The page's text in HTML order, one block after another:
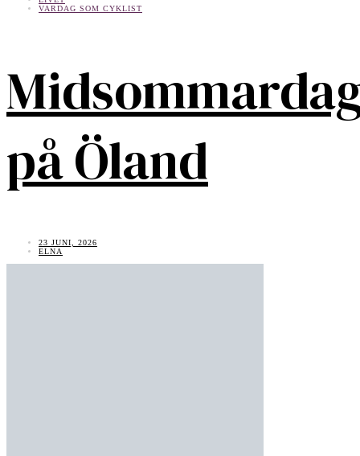
VARDAG SOM CYKLIST
på Öland
23 JUNI, 2026
ELNA